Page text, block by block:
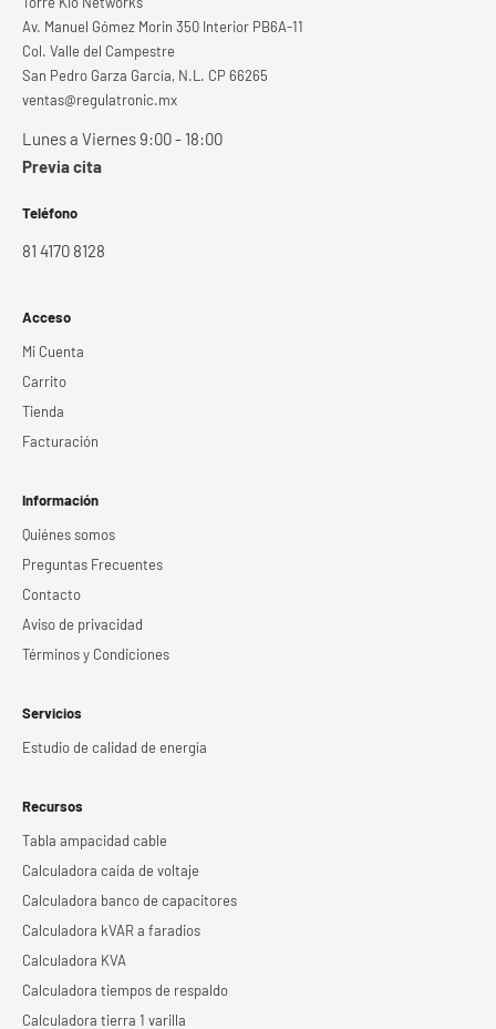
Av. Manuel Gómez Morin 350 Interior PB6A-11
Col. Valle del Campestre
San Pedro Garza García, N.L. CP 66265
ventas@regulatronic.mx
Lunes a Viernes 9:00 - 18:00
Previa cita
Teléfono
81 4170 8128
Acceso
Mi Cuenta
Carrito
Tienda
Facturación
Información
Quiénes somos
Preguntas Frecuentes
Contacto
Aviso de privacidad
Términos y Condiciones
Servicios
Estudio de calidad de energía
Recursos
Tabla ampacidad cable
Calculadora caída de voltaje
Calculadora banco de capacitores
Calculadora kVAR a faradios
Calculadora KVA
Calculadora tiempos de respaldo
Calculadora tierra 1 varilla